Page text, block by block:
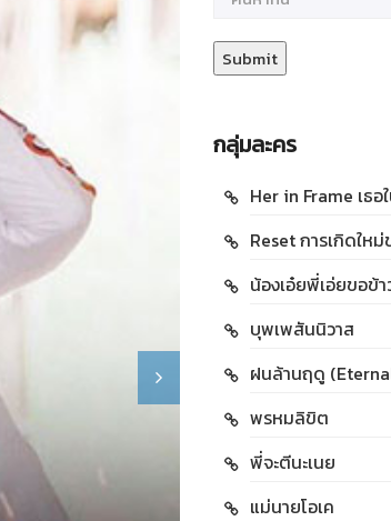
กลุ่มละคร
Her in Frame เธ
Reset การเกิดให
น้องเอ๋ยพี่เอ่ยขอข้
บุพเพสันนิวาส
ฝนล้านฤดู
พรหมลิขิต
พี่จะตีนะเนย
แม่นายโอเค